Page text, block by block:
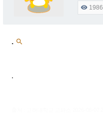
 1986
. 
.